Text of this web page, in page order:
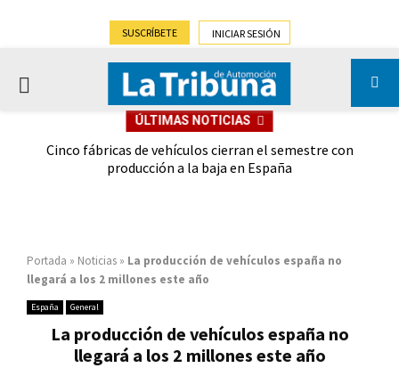
SUSCRÍBETE INICIAR SESIÓN
PRIMARY
ÚLTIMAS NOTICIAS
Cinco fábricas de vehículos cierran el semestre con
producción a la baja en España
Portada » Noticias » La producción de vehículos españa no
llegará a los 2 millones este año
España General
La producción de vehículos españa no
llegará a los 2 millones este año